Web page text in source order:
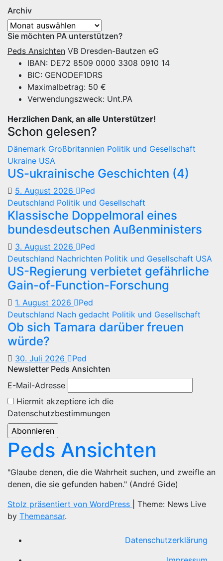
Archiv
Archiv
Sie möchten PA unterstützen?
Peds Ansichten VB Dresden-Bautzen eG
IBAN: DE72 8509 0000 3308 0910 14
BIC: GENODEF1DRS
Maximalbetrag: 50 €
Verwendungszweck: Unt.PA
Herzlichen Dank, an alle Unterstützer!
Schon gelesen?
Dänemark Großbritannien Politik und Gesellschaft
Ukraine USA
US-ukrainische Geschichten (4)
5. August 2026
Ped
Deutschland Politik und Gesellschaft
Klassische Doppelmoral eines
bundesdeutschen Außenministers
3. August 2026
Ped
Deutschland Nachrichten Politik und Gesellschaft USA
US-Regierung verbietet gefährliche
Gain-of-Function-Forschung
1. August 2026
Ped
Deutschland Nach gedacht Politik und Gesellschaft
Ob sich Tamara darüber freuen
würde?
30. Juli 2026
Ped
Newsletter Peds Ansichten
E-Mail-Adresse
Hiermit akzeptiere ich die
Datenschutzbestimmungen
Peds Ansichten
"Glaube denen, die die Wahrheit suchen, und zweifle an
denen, die sie gefunden haben." (André Gide)
Stolz präsentiert von WordPress
Theme: News Live
by Themeansar.
Datenschutzerklärung